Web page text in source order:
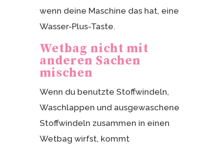
wenn deine Maschine das hat, eine
Wasser-Plus-Taste.
Wetbag nicht mit
anderen Sachen
mischen
Wenn du benutzte Stoffwindeln,
Waschlappen und ausgewaschene
Stoffwindeln zusammen in einen
Wetbag wirfst, kommt